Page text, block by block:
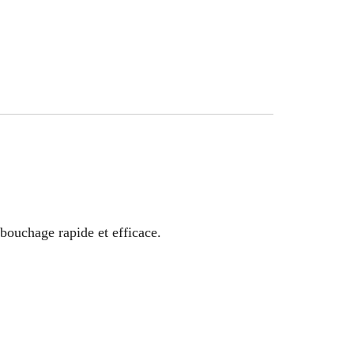
rapide et efficace.